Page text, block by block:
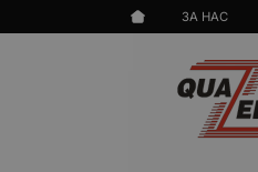
ЗА НАС